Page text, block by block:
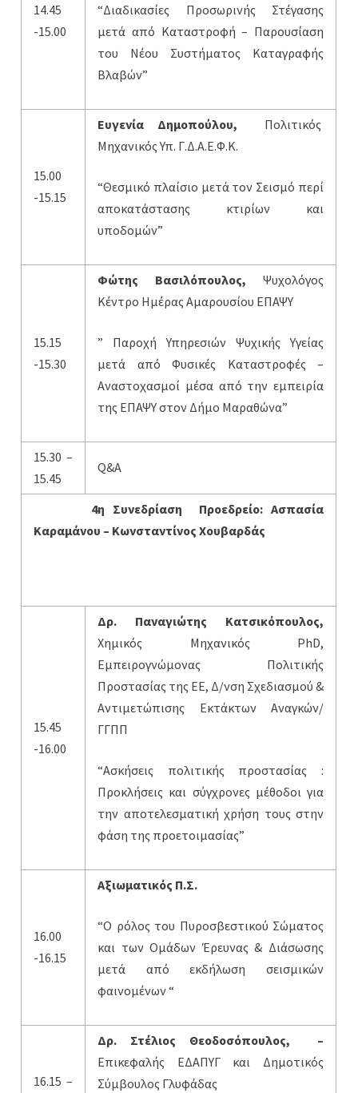
14.45
-15.00
“Διαδικασίες Προσωρινής Στέγασης
μετά από Καταστροφή – Παρουσίαση
του Νέου Συστήματος Καταγραφής
Βλαβών”
15.00
-15.15
Ευγενία Δημοπούλου, Πολιτικός
Μηχανικός Υπ. Γ.Δ.Α.Ε.Φ.Κ.
“Θεσμικό πλαίσιο μετά τον Σεισμό περί
αποκατάστασης κτιρίων και
υποδομών”
15.15
-15.30
Φώτης Βασιλόπουλος,Ψυχολόγος
Κέντρο Ημέρας Αμαρουσίου ΕΠΑΨΥ
” Παροχή Υπηρεσιών Ψυχικής Υγείας
μετά από Φυσικές Καταστροφές –
Αναστοχασμοί μέσα από την εμπειρία
της ΕΠΑΨΥ στον Δήμο Μαραθώνα”
15.30 –
15.45
Q&A
4η Συνεδρίαση Προεδρείο: Ασπασία
Καραμάνου – Κωνσταντίνος Χουβαρδάς
15.45
-16.00
Δρ. Παναγιώτης Κατσικόπουλος,
Χημικός Μηχανικός PhD,
Εμπειρογνώμονας Πολιτικής
Προστασίας της ΕΕ, Δ/νση Σχεδιασμού &
Αντιμετώπισης Εκτάκτων Αναγκών/
ΓΓΠΠ
“Ασκήσεις πολιτικής προστασίας :
Προκλήσεις και σύγχρονες μέθοδοι για
την αποτελεσματική χρήση τους στην
φάση της προετοιμασίας”
16.00
-16.15
Αξιωματικός Π.Σ.
“Ο ρόλος του Πυροσβεστικού Σώματος
και των Ομάδων Έρευνας & Διάσωσης
μετά από εκδήλωση σεισμικών
φαινομένων “
16.15 –
Δρ. Στέλιος Θεοδοσόπουλος, –
Επικεφαλής ΕΔΑΠΥΓ και Δημοτικός
Σύμβουλος Γλυφάδας